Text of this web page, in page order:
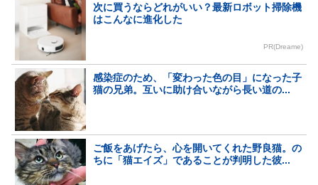
次に買うならどれがいい？最新ロボット掃除機
はこんなに進化した
PR(Dreame)
感染症のため、「変わった色の目」になった子
猫の兄弟。互いに助け合いながら長い道の...
ご飯をあげたら、心を開いてくれた野良猫。の
ちに「猫エイズ」であることが判明した彼...